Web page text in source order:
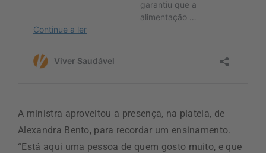
A ministra aproveitou a presença, na plateia, de
Alexandra Bento, para recordar um ensinamento.
“Está aqui uma pessoa de quem gosto muito, e que